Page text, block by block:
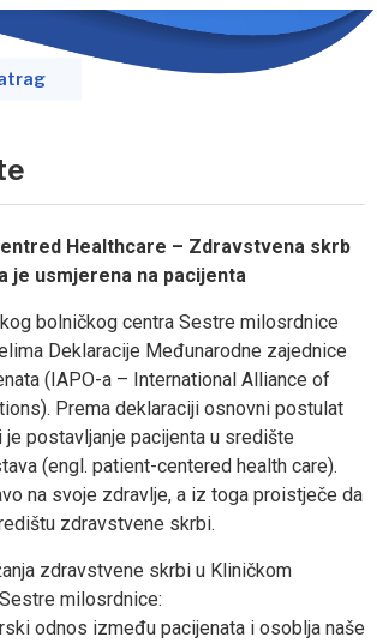
Healthcare – Zdravstvena skrb
je usmjerena na pacijenta
bolničkog centra Sestre milosrdnice
Deklaracije Međunarodne zajednice
(IAPO-a – International Alliance of
Prema deklaraciji osnovni postulat
postavljanje pacijenta u središte
(engl. patient-centered health care).
na svoje zdravlje, a iz toga proistječe da
zdravstvene skrbi.
zdravstvene skrbi u Kliničkom
milosrdnice:
odnos između pacijenata i osoblja naše